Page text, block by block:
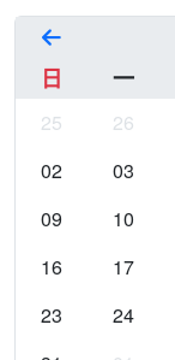
日
一
25 26
02
03
09
10
16
17
23
24